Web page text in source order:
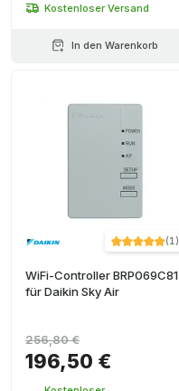
Kostenloser Versand
In den Warenkorb
(1)
WiFi-Controller BRP069C81
für Daikin Sky Air
196,50 €
256,80 €